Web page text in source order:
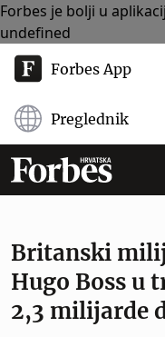
Forbes je bolji u
undefined
Forbes App
Preglednik
Britanski
Hugo Boss u
2,3 milijarde